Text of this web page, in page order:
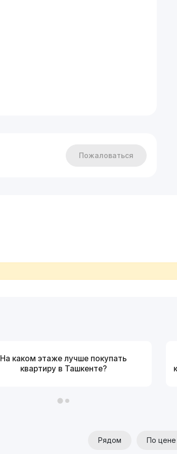
Пожаловаться
На каком этаже лучше покупать
квартиру в Ташкенте?
Рядом По цене